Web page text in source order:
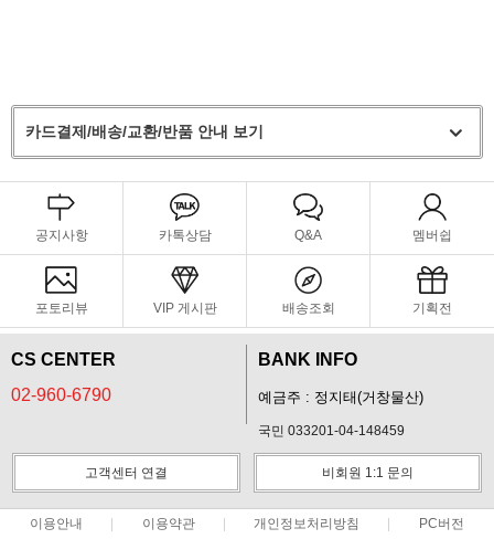
카드결제/배송/교환/반품 안내 보기
공지사항 카톡상담 Q&A 멤버쉽
포토리뷰 VIP 게시판 배송조회 기획전
CS CENTER
02-960-6790
BANK INFO
예금주 : 정지태(거창물산)
국민 033201-04-148459
고객센터 연결 비회원 1:1 문의
이용안내 이용약관 개인정보처리방침 PC버전